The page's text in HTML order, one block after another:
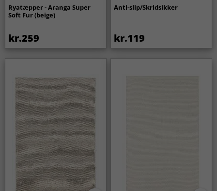
Ryatæpper - Aranga Super
Soft Fur (beige)
kr.259
Anti-slip/Skridsikker
kr.119